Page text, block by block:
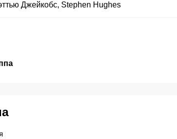
Джейкобс, Stephen Hughes